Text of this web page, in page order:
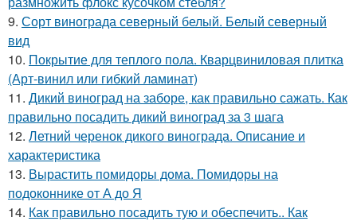
9. Сорт винограда северный белый. Белый северный
вид
10. Покрытие для теплого пола. Кварцвиниловая плитка
(Арт-винил или гибкий ламинат)
11. Дикий виноград на заборе, как правильно сажать. Как
правильно посадить дикий виноград за 3 шага
12. Летний черенок дикого винограда. Описание и
характеристика
13. Вырастить помидоры дома. Помидоры на
подоконнике от А до Я
14. Как правильно посадить тую и обеспечить.. Как